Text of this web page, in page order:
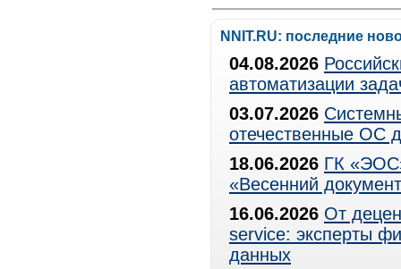
NNIT.RU: последние
04.08.2026
автоматизации
03.07.2026
отечественные ОС
18.06.2026 ГК
«Весенний
16.06.2026 От
service: эксперты
данных